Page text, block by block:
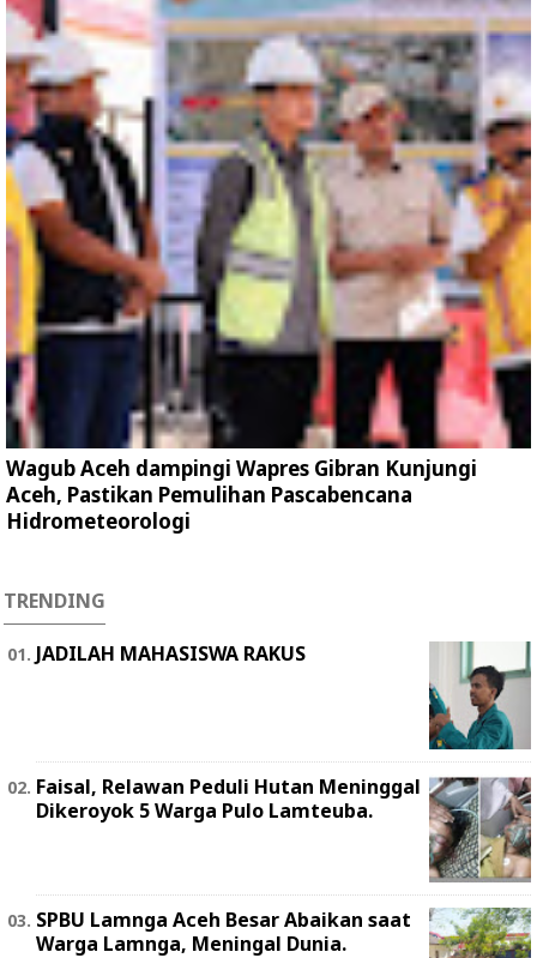
Wagub Aceh dampingi Wapres Gibran Kunjungi
Aceh, Pastikan Pemulihan Pascabencana
Hidrometeorologi
TRENDING
JADILAH MAHASISWA RAKUS
Faisal, Relawan Peduli Hutan Meninggal
Dikeroyok 5 Warga Pulo Lamteuba.
SPBU Lamnga Aceh Besar Abaikan saat
Warga Lamnga, Meningal Dunia.